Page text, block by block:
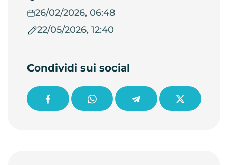
26/02/2026, 06:48
22/05/2026, 12:40
Condividi sui social